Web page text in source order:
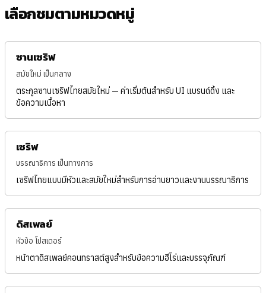
เลือกชมตามหมวดหมู่
ซานเซริฟ
สมัยใหม่ เป็นกลาง
ตระกูลซานเซริฟไทยสมัยใหม่ — ค่าเริ่มต้นสำหรับ UI แบรนด์ดิ้ง และ
ข้อความเนื้อหา
เซริฟ
บรรณาธิการ เป็นทางการ
เซริฟไทยแบบมีหัวและสมัยใหม่สำหรับการอ่านยาวและงานบรรณาธิการ
ดิสเพลย์
หัวข้อ โปสเตอร์
หน้าตาดิสเพลย์คอนทราสต์สูงสำหรับข้อความฮีโร่และบรรจุภัณฑ์